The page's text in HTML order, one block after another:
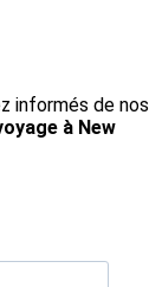
informés de nos
à New